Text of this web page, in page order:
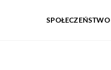
SPOŁECZEŃSTWO